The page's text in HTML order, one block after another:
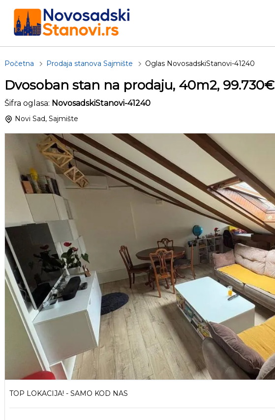
Početna Prodaja stanova Sajmište Oglas NovosadskiStanovi-41240
Dvosoban stan na prodaju, 40m2, 99.730€
Šifra oglasa: NovosadskiStanovi-41240
Novi Sad, Sajmište
TOP LOKACIJA! - SAMO KOD NAS